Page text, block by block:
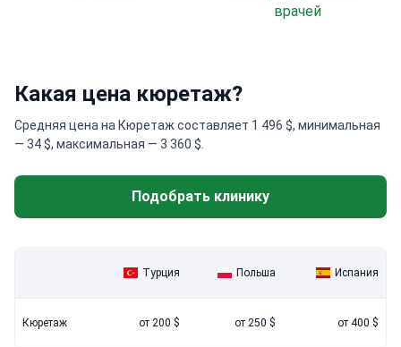
врачей
Какая цена кюретаж?
Средняя цена на Кюретаж составляет 1 496 $, минимальная
— 34 $, максимальная — 3 360 $.
Подобрать клинику
Турция Польша Испания
Кюретаж от 200 $ от 250 $ от 400 $